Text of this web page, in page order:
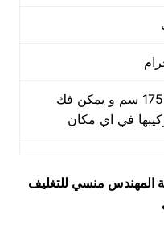
70× 97× 175 سم و يمكن فك
في اي مكان
المهندس منسي للتغليف